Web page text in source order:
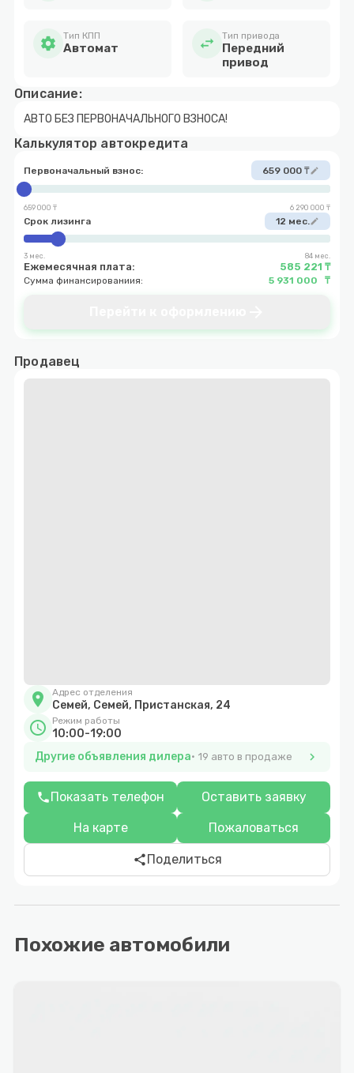
settings Тип КПП
Автомат swap_horiz Тип привода
Передний
привод
Описание:
АВТО БЕЗ ПЕРВОНАЧАЛЬНОГО ВЗНОСА!
Калькулятор автокредита
Первоначальный взнос: 659 000 ₸edit
659 000 ₸ 6 290 000 ₸
Срок лизинга 12 мес.edit
3 мес. 84 мес.
Ежемесячная плата: 585 221 ₸
Сумма финансированиия: 5 931 000 ₸
Продавец
location_on Адрес отделения
Семей, Семей, Пристанская, 24
schedule Режим работы
10:00-19:00
Другие объявления дилера
19 авто в продаже chevron_right
phoneПоказать телефон Оставить заявку
На карте Пожаловаться
shareПоделиться
Похожие автомобили